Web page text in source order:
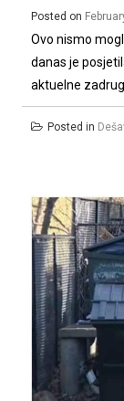
Posted on
Ovo nismo
danas je
aktuelne
Posted in